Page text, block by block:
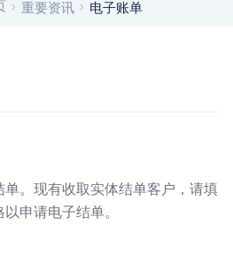
重要资讯 电子账单
。现有收取实体结单客户，请填
以申请电子结单。